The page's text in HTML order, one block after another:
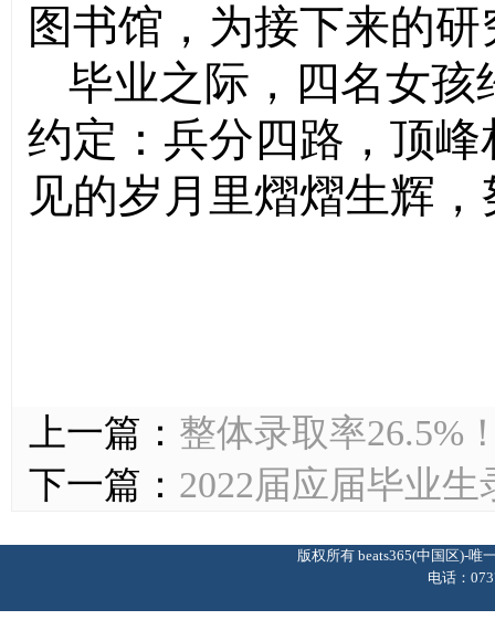
图书馆，为接下来的
毕业之际，四名女
约定：兵分四路，顶
见的岁月里熠熠生辉
上一篇： 整体录取率26.5%
下一篇： 2022届应届毕业
版权所有 beats365(中国区)-
电话：